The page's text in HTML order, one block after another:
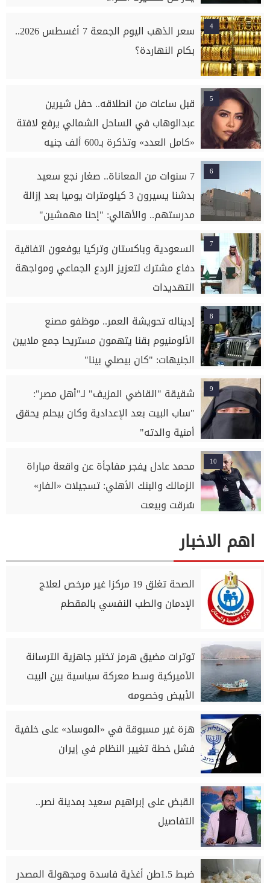
4
سعر الذهب اليوم الجمعة 7 أغسطس 2026..
بكام النهاردة؟
5
قبل ساعات من انطلاقه.. حفل شيرين
عبدالوهاب في الساحل الشمالي يرفع لافتة
«كامل العدد» وتذكرة بـ600 ألف جنيه
6
7 سنوات من المعاناة.. صغار نجع سعيد
بدشنا يسيرون 3 كيلومترات يوميا بعد إزالة
مدرستهم.. والأهالي: "إحنا مهمشين"
7
السعودية وباكستان وتركيا يوفعون اتفاقية
دفاع مشترك لتعزيز الردع الجماعي ومواجهة
التهديدات
8
إديناله تحويشة العمر.. موظفو مصنع
الألومنيوم بقنا يتهمون مستريحا جمع ملايين
الجنيهات: "كان بيصلي بينا"
9
شقيقة "القاضي المزيف" لـ"أهل مصر":
"ساب البيت بعد الإعدادية وكان بيحلم يحقق
أمنية والدته"
10
محمد عادل يفجر مفاجأة عن واقعة مباراة
الزمالك والبنك الأهلي: تسجيلات «الفار»
سُرقت وبيعت
اهم الاخبار
الصحة تغلق 19 مركزا غير مرخص لعلاج
الإدمان والطب النفسي بالمقطم
توترات مضيق هرمز تختبر جاهزية الترسانة
الأميركية وسط معركة سياسية بين البيت
الأبيض وخصومه
هزة غير مسبوقة في «الموساد» على خلفية
فشل خطة تغيير النظام في إيران
القبض على إبراهيم سعيد بمدينة نصر..
التفاصيل
ضبط 1.5طن أغذية فاسدة ومجهولة المصدر